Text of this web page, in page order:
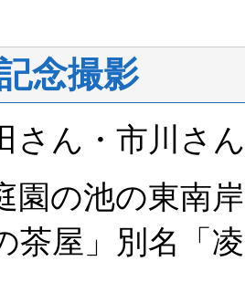
念撮影
ん・市川さ
の池の東南
茶屋」別名「